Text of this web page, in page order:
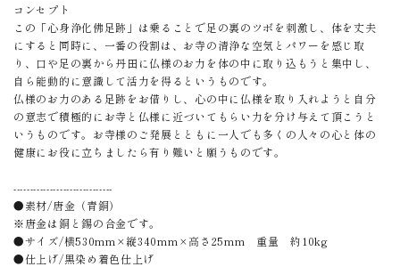
コンセプト
この「心身浄化佛足跡」は乗ることで足の裏のツボを刺激し、体を丈夫
にすると同時に、一番の役割は、お寺の清浄な空気とパワーを感じ取
り、口や足の裏から丹田に仏様のお力を体の中に取り込もうと集中し、
自ら能動的に意識して活力を得るというものです。
仏様のお力のある足跡をお借りし、心の中に仏様を取り入れようと自分
の意志で積極的にお寺と仏様に近づいてもらい力を分け与えて頂こうと
いうものです。お寺様のご発展とともに一人でも多くの人々の心と体の
健康にお役に立ちましたら有り難いと願うものです。
------------------------------
●素材/唐金（青銅）
※唐金は銅と錫の合金です。
●サイズ/横530mm×縦340mm×高さ25mm 重量 約10kg
●仕上げ/黒染め着色仕上げ